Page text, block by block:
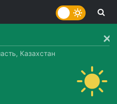
Казахстан